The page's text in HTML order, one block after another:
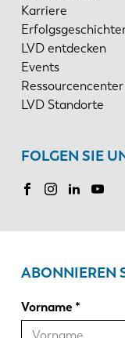
Karriere
LVD entdecken
Events
Ressourcencenter
LVD Standorte
FOLGEN SIE
ABONNIEREN
Vorname